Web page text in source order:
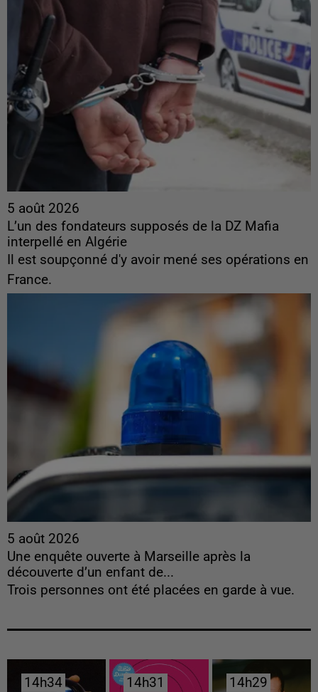
5 août 2026
L’un des fondateurs supposés de la DZ Mafia
interpellé en Algérie
Il est soupçonné d'y avoir mené ses opérations en
France.
5 août 2026
Une enquête ouverte à Marseille après la
découverte d’un enfant de...
Trois personnes ont été placées en garde à vue.
14h34
14h34 14h31
14h31 14h29
14h29